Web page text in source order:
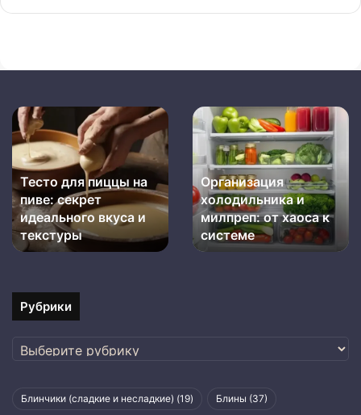
Тесто
для
пиццы
на
пиве:
секрет
идеального
вкуса
и
Тесто для пиццы на
пиве: секрет
идеального вкуса и
текстуры
Организация
холодильника
милпреп:
от
хаоса
к
системе
Организация
холодильника и
милпреп: от хаоса к
системе
Рубрики
Рубрики
Блинчики (сладкие и несладкие) (19) Блины (37)